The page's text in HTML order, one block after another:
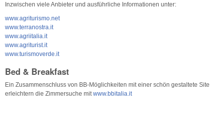
Inzwischen viele Anbieter und ausführliche Informationen unter:
www.agriturismo.net
www.terranostra.it
www.agriitalia.it
www.agriturist.it
www.turismoverde.it
Bed & Breakfast
Ein Zusammenschluss von BB-Möglichkeiten mit einer schön gestaltete Site
erleichtern die Zimmersuche mitwww.bbitalia.it